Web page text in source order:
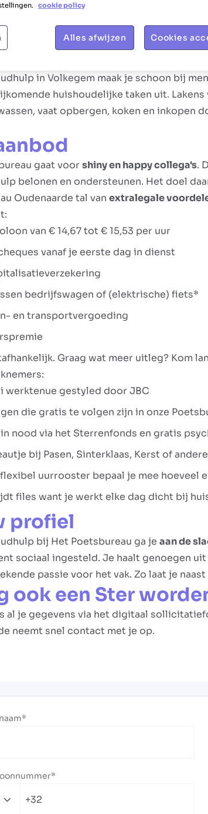
in Volkegem maak je schoon bij
huishoudelijke taken uit.
vaat opbergen, koken en inkopen
gaat voorshiny en happy collega's.
belonen en ondersteunen. Het doel
Oudenaarde tal van extralegale
van € 14,67 tot € 15,53 per uur
vanaf je eerste dag in dienst
bedrijfswagen of (elektrische) fiets*
en transportvergoeding
Graag wat meer uitleg? Kom
werktenue gestyled door JBC
die gratis te volgen zijn in onze
nood via het Sterrenfonds en gratis
bij Pasen, Sinterklaas, Kerst of
uurrooster bepaal je mee hoeveel
files want je werkt elke dag dicht bij
profiel
bij Het Poetsbureau ga je aan de
sociaal ingesteld. Je haalt genoegen
passie voor het vak. Zo laat je
ook een Ster
al je gegevens via het digitaal
neemt snel contact met je op.
+32
cookie policy
Alles afwijzen Cookies